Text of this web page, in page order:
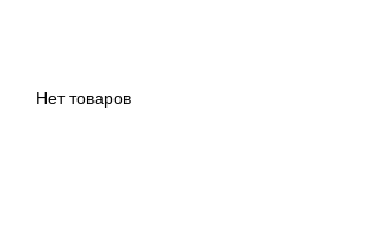
Нет товаров